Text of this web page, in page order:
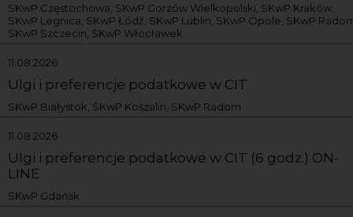
SKwP Częstochowa, SKwP Gorzów Wielkopolski, SKwP Kraków,
SKwP Legnica, SKwP Łódź, SKwP Lublin, SKwP Opole, SKwP
SKwP Szczecin, SKwP Włocławek
11.08.2026
Ulgi i preferencje podatkowe w CIT
SKwP Białystok, SKwP Koszalin, SKwP Radom
11.08.2026
Ulgi i preferencje podatkowe w CIT (6 godz.) ON-
LINE
SKwP Gdańsk